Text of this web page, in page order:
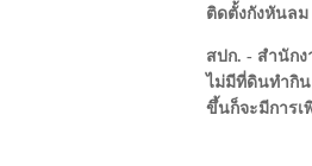
ติดตั้งกังหันลม
สปก. - สำนักง
ไม่มีที่ดินทำกิน
ขึ้นก็จะมีการ